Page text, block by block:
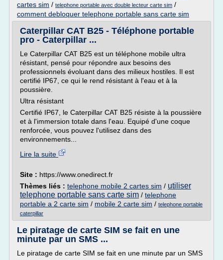
cartes sim / telephone portable avec double lecteur carte sim /
comment debloquer telephone portable sans carte sim
Caterpillar CAT B25 - Téléphone portable
pro - Caterpillar ...
Le Caterpillar CAT B25 est un téléphone mobile ultra
résistant, pensé pour répondre aux besoins des
professionnels évoluant dans des milieux hostiles. Il est
certifié IP67, ce qui le rend résistant à l'eau et à la
poussière.
Ultra résistant
Certifié IP67, le Caterpillar CAT B25 résiste à la poussière
et à l'immersion totale dans l'eau. Equipé d'une coque
renforcée, vous pouvez l'utilisez dans des
environnements...
Lire la suite
Site : https://www.onedirect.fr
Thèmes liés : telephone mobile 2 cartes sim / utiliser
telephone portable sans carte sim / telephone
portable a 2 carte sim / mobile 2 carte sim / telephone portable
caterpillar
Le piratage de carte SIM se fait en une
minute par un SMS ...
Le piratage de carte SIM se fait en une minute par un SMS